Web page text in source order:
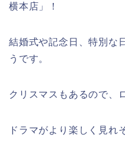
横本店」！
結婚式や記念日、特別な
うです。
クリスマスもあるので、
ドラマがより楽しく見れ